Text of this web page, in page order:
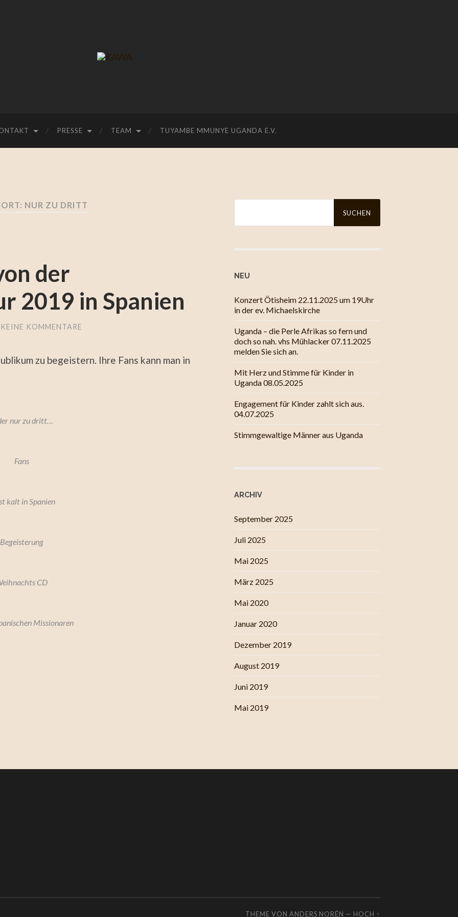
PRESSE TEAM TUYAMBE MMUNYE UGANDA E.V.
NUR ZU DRITT
der
2019 in Spanien
KEINE KOMMENTARE
zu begeistern. Ihre Fans kann man in
nur zu dritt…
Fans
kalt in Spanien
Begeisterung
CD
Missionaren
Suchen
NEU
Konzert Ötisheim 22.11.2025 um 19Uhr
in der ev. Michaelskirche
Uganda – die Perle Afrikas so fern und
doch so nah. vhs Mühlacker 07.11.2025
melden Sie sich an.
Mit Herz und Stimme für Kinder in
Uganda 08.05.2025
Engagement für Kinder zahlt sich aus.
04.07.2025
Stimmgewaltige Männer aus Uganda
ARCHIV
September 2025
Juli 2025
Mai 2025
März 2025
Mai 2020
Januar 2020
Dezember 2019
August 2019
Juni 2019
Mai 2019
THEME VON ANDERS NORÉN — HOCH ↑